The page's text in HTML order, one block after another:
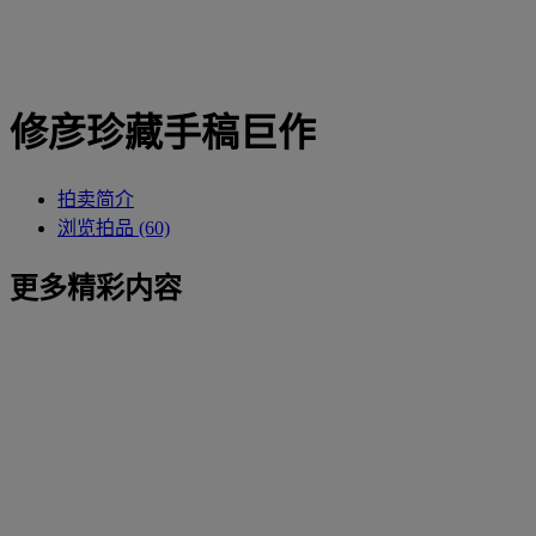
修彦珍藏手稿巨作
拍卖简介
浏览拍品 (60)
更多精彩内容